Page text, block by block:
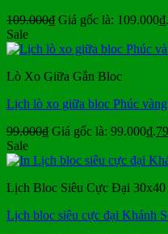
109.000₫ Giá gốc là: 109.000₫.
Sale
Lò Xo Giữa Gắn Bloc
Lịch lò xo giữa bloc Phúc vàng
99.000₫ Giá gốc là: 99.000₫.
Sale
Lịch Bloc Siêu Cực Đại 30x40
Lịch bloc siêu cực đại Khánh